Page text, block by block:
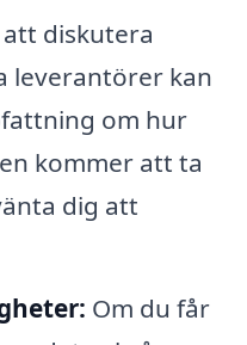
diskutera
leverantörer kan
om hur
kommer att ta
dig att
Om du får